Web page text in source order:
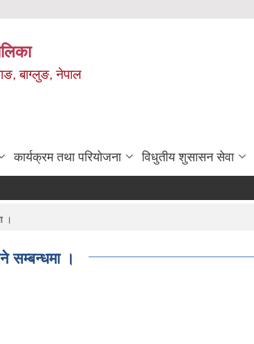
बाग्लुङ, नेपाल
कार्यक्रम तथा परियोजना विधुतीय शुसासन सेवा
।
सम्बन्धमा ।